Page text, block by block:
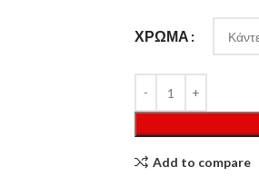
ΧΡΏΜΑ
Add to compare